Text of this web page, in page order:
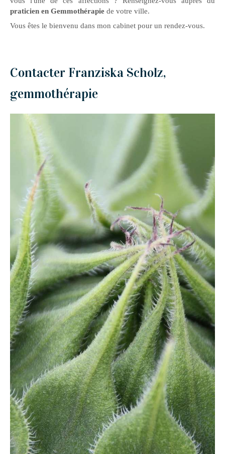
praticien en Gemmothérapie de votre ville.
Vous êtes le bienvenu dans mon cabinet pour un rendez-vous.
Contacter Franziska Scholz,
gemmothérapie